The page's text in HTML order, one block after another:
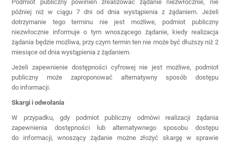
Podmiot publiczny powinien zrealizować żądanie niezwłocznie, nie
później niż w ciągu 7 dni od dnia wystąpienia z żądaniem. Jeżeli
dotrzymanie tego terminu nie jest możliwe, podmiot publiczny
niezwłocznie informuje o tym wnoszącego żądanie, kiedy realizacja
żądania będzie możliwa, przy czym termin ten nie może być dłuższy niż 2
miesiące od dnia wystąpienia z żądaniem.
Jeżeli zapewnienie dostępności cyfrowej nie jest możliwe, podmiot
publiczny może zaproponować alternatywny sposób dostępu
do informacji.
Skargi i odwołania
W przypadku, gdy podmiot publiczny odmówi realizacji żądania
zapewnienia dostępności lub alternatywnego sposobu dostępu
do informacji, wnoszący żądanie możne złożyć skargę w sprawie